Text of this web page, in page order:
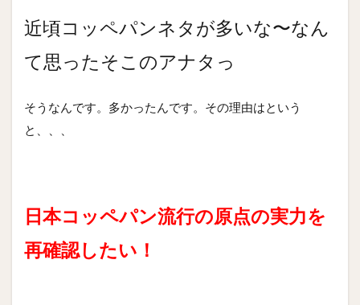
近頃コッペパンネタが多いな〜なん
て思ったそこのアナタっ
そうなんです。多かったんです。その理由はという
と、、、
日本コッペパン流行の原点の実力を
再確認したい！